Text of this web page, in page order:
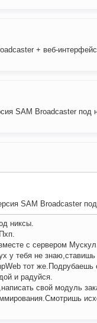
+ веб-
SAM Broadcaster под
SAM Broadcaster
никсы.
с сервером
у тебя не
тот же.Подрубаешь
и радуйся.
свой модуль